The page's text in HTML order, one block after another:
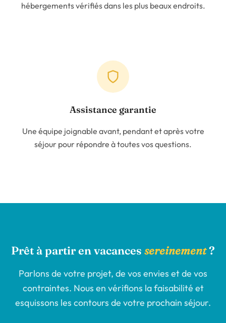
hébergements vérifiés dans les plus beaux endroits.
Assistance garantie
Une équipe joignable avant, pendant et après votre
séjour pour répondre à toutes vos questions.
Prêt à partir en vacances sereinement?
Parlons de votre projet, de vos envies et de vos
contraintes. Nous en vérifions la faisabilité et
esquissons les contours de votre prochain séjour.